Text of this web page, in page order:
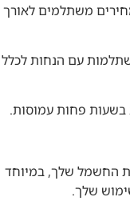
משתלמים לאורך
עם הנחות לכלל
פחות עמוסות.
החשמל שלך, במיוחד
שלך.